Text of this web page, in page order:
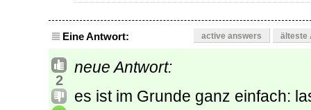
Eine Antwort: active answers älteste
2
neue Antwort:
es ist im Grunde ganz einfach: